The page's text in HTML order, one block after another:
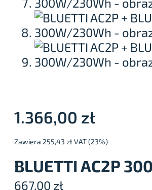
1.366,00 zł
Zawiera 255,43 zł VAT (23%)
BLUETTI AC2P
667,00 zł